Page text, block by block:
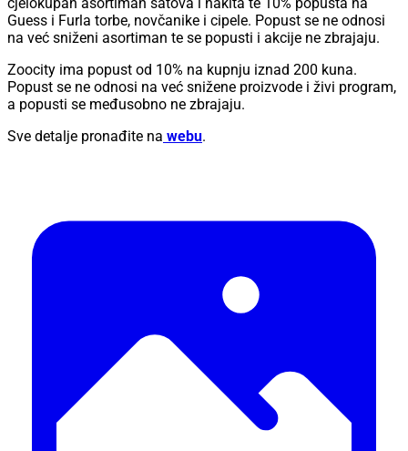
cjelokupan asortiman satova i nakita te 10% popusta na
Guess i Furla torbe, novčanike i cipele. Popust se ne odnosi
na već sniženi asortiman te se popusti i akcije ne zbrajaju.
Zoocity ima popust od 10% na kupnju iznad 200 kuna.
Popust se ne odnosi na već snižene proizvode i živi program,
a popusti se međusobno ne zbrajaju.
Sve detalje pronađite na webu.